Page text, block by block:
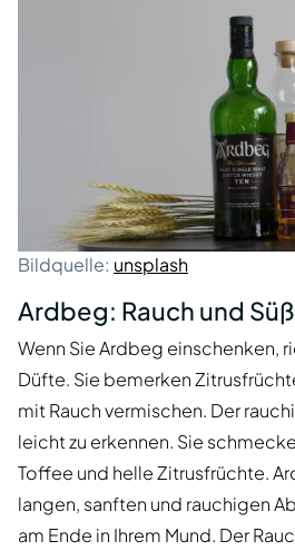
Bildquelle: unsplash
Ardbeg: Rauch und
Wenn Sie Ardbeg einschenken,
Düfte. Sie bemerken
mit Rauch vermischen. Der
leicht zu erkennen. Sie
Toffee und helle Zitrusfrüchte.
langen, sanften und rauchigen
am Ende in Ihrem Mund. Der